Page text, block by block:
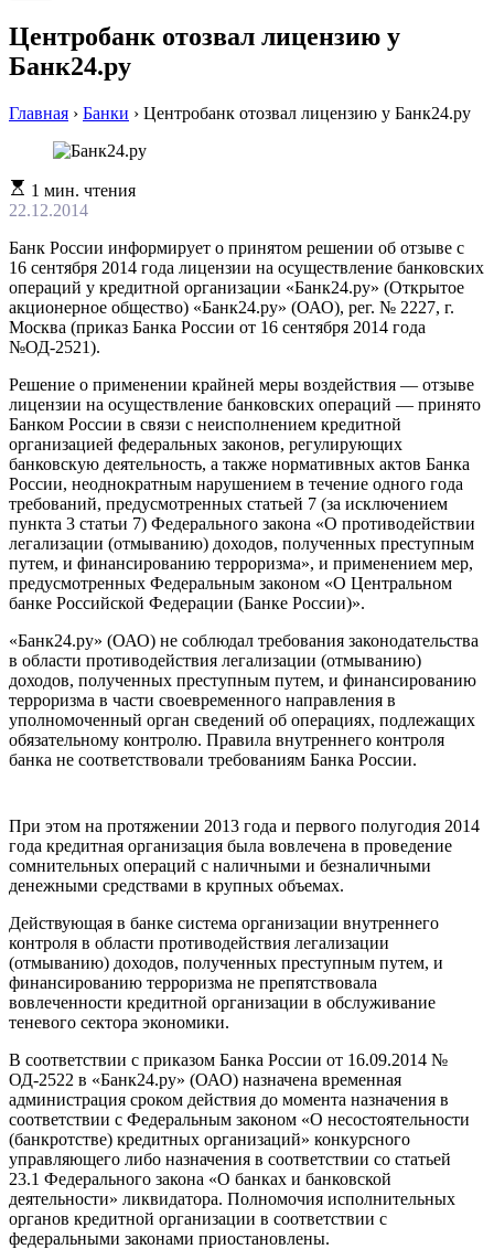
Центробанк отозвал лицензию у
Банк24.ру
Главная › Банки › Центробанк отозвал лицензию у Банк24.ру
Расчетное
время
1 мин. чтения
22.12.2014
Банк России информирует о принятом решении об отзыве с
16 сентября 2014 года лицензии на осуществление банковских
операций у кредитной организации «Банк24.ру» (Открытое
акционерное общество) «Банк24.ру» (ОАО), рег. № 2227, г.
Москва (приказ Банка России от 16 сентября 2014 года
№ОД-2521).
Решение о применении крайней меры воздействия — отзыве
лицензии на осуществление банковских операций — принято
Банком России в связи с неисполнением кредитной
организацией федеральных законов, регулирующих
банковскую деятельность, а также нормативных актов Банка
России, неоднократным нарушением в течение одного года
требований, предусмотренных статьей 7 (за исключением
пункта 3 статьи 7) Федерального закона «О противодействии
легализации (отмыванию) доходов, полученных преступным
путем, и финансированию терроризма», и применением мер,
предусмотренных Федеральным законом «О Центральном
банке Российской Федерации (Банке России)».
«Банк24.ру» (ОАО) не соблюдал требования законодательства
в области противодействия легализации (отмыванию)
доходов, полученных преступным путем, и финансированию
терроризма в части своевременного направления в
уполномоченный орган сведений об операциях, подлежащих
обязательному контролю. Правила внутреннего контроля
банка не соответствовали требованиям Банка России.
При этом на протяжении 2013 года и первого полугодия 2014
года кредитная организация была вовлечена в проведение
сомнительных операций с наличными и безналичными
денежными средствами в крупных объемах.
Действующая в банке система организации внутреннего
контроля в области противодействия легализации
(отмыванию) доходов, полученных преступным путем, и
финансированию терроризма не препятствовала
вовлеченности кредитной организации в обслуживание
теневого сектора экономики.
В соответствии с приказом Банка России от 16.09.2014 №
ОД-2522 в «Банк24.ру» (ОАО) назначена временная
администрация сроком действия до момента назначения в
соответствии с Федеральным законом «О несостоятельности
(банкротстве) кредитных организаций» конкурсного
управляющего либо назначения в соответствии со статьей
23.1 Федерального закона «О банках и банковской
деятельности» ликвидатора. Полномочия исполнительных
органов кредитной организации в соответствии с
федеральными законами приостановлены.